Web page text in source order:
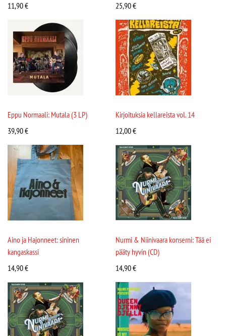
11,90€ 25,90€
Eppu Normaali: Mutala (3 LP)
39,90€
Kirjoituksia kellareista vol. 14
12,00€
Aino ja Hajonneet: sininen
kangaskassi
14,90€
Nurmi & Niinivaara konserni: Tää ei
pääty hyvin (CD)
14,90€